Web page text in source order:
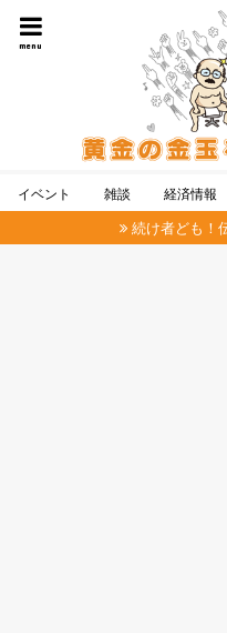
menu
イベント 雑談 経済情報
続け者ども！